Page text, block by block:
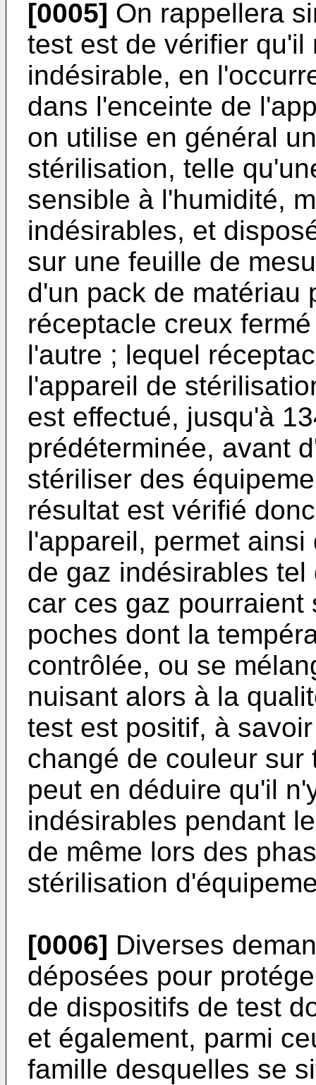
[0005] On rappellera
test est de vérifier
indésirable, en
dans l'enceinte de
on utilise en général
stérilisation, telle
sensible à l'humidité,
indésirables, et
sur une feuille de
d'un pack de matériau
réceptacle creux
l'autre ; lequel
l'appareil de
est effectué, jusqu'à
prédéterminée, avant
stériliser des
résultat est vérifié
l'appareil, permet
de gaz indésirables
car ces gaz pourraient
poches dont la
contrôlée, ou se
nuisant alors à la
test est positif, à
changé de couleur
peut en déduire qu'il
indésirables pendant
de même lors des
stérilisation
[0006] Diverses
déposées pour
de dispositifs de test
et également, parmi
famille desquelles se